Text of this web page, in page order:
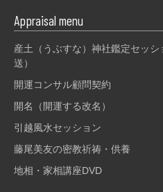
Appraisal menu
産土（うぶすな）神社鑑定セッ
送）
開運コンサル顧問契約
開名（開運する改名）
引越風水セッション
藤尾美友の密教祈祷・供養
地相・家相講座DVD